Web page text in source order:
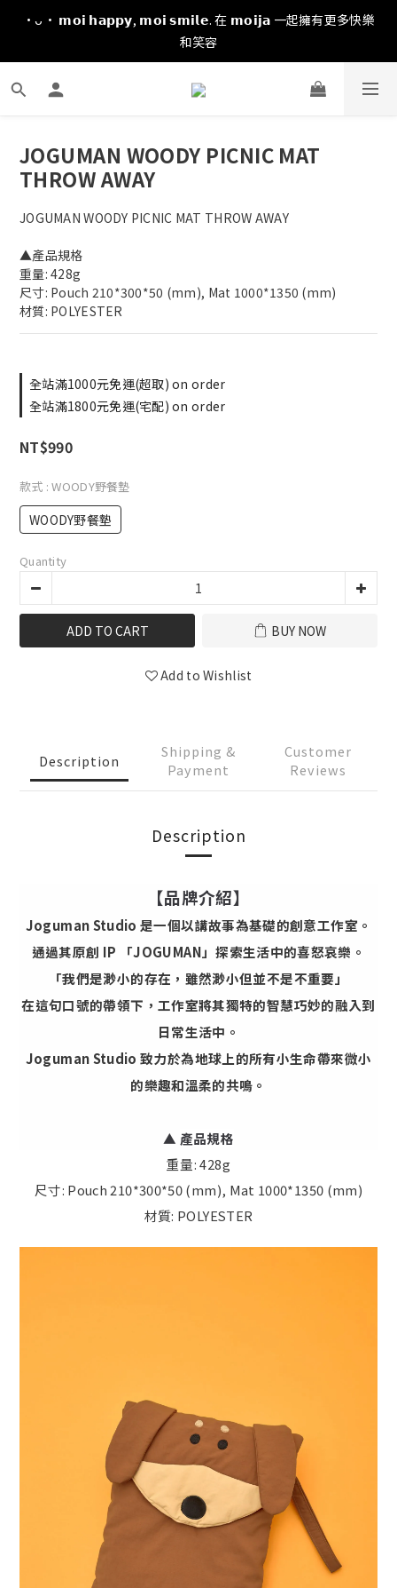
·ᴗ· 𝗺𝗼𝗶 𝗵𝗮𝗽𝗽𝘆, 𝗺𝗼𝗶 𝘀𝗺𝗶𝗹𝗲. 在 𝗺𝗼𝗶𝗷𝗮 一起擁有更多快樂
和笑容
JOGUMAN WOODY PICNIC MAT
THROW AWAY
JOGUMAN WOODY PICNIC MAT THROW AWAY
▲產品規格
重量: 428g
尺寸: Pouch 210*300*50 (mm), Mat 1000*1350 (mm)
材質: POLYESTER
全站滿1000元免運(超取) on order
全站滿1800元免運(宅配) on order
NT$990
款式 : WOODY野餐墊
WOODY野餐墊
Quantity
ADD TO CART BUY NOW
Add to Wishlist
Description
Shipping &
Payment
Customer
Reviews
Description
【品牌介紹】
Joguman Studio 是一個以講故事為基礎的創意工作室。
通過其原創 IP 「JOGUMAN」探索生活中的喜怒哀樂。
「我們是渺小的存在，雖然渺小但並不是不重要」
在這句口號的帶領下，工作室將其獨特的智慧巧妙的融入到
日常生活中。
Joguman Studio 致力於為地球上的所有小生命帶來微小
的樂趣和溫柔的共鳴。
▲ 產品規格
重量: 428g
尺寸: Pouch 210*300*50 (mm), Mat 1000*1350 (mm)
材質: POLYESTER